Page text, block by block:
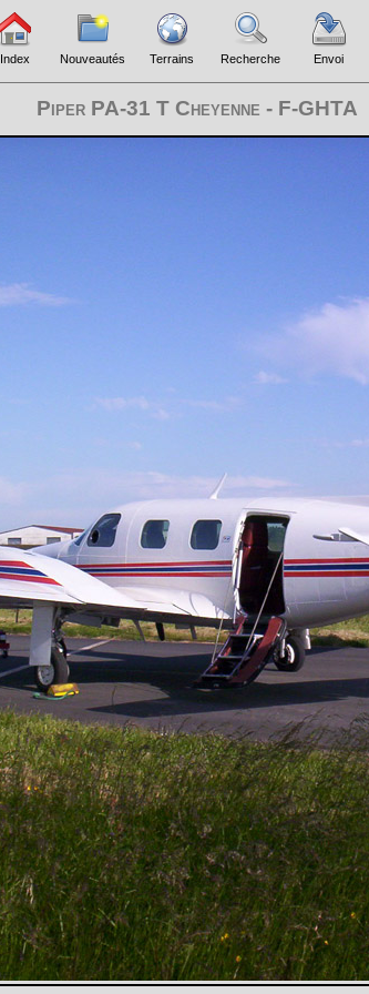
Index Nouveautés Terrains Recherche Envoi
Piper PA-31 T Cheyenne - F-GHTA